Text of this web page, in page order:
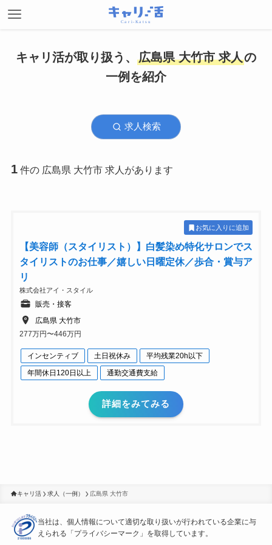
キャリ活が取り扱う、 広島県 大竹市 求人の
一例を紹介
求人検索
1 件の 広島県 大竹市 求人があります
お気に入りに追加
【美容師（スタイリスト）】白髪染め特化サロンでス
タイリストのお仕事／嬉しい日曜定休／歩合・賞与ア
リ
株式会社アイ・スタイル
販売・接客
広島県 大竹市
277万円〜446万円
インセンティブ 土日祝休み
平均残業20h以下
年間休日120日以上
通勤交通費支給
詳細をみてみる
キャリ活 求人（一例） 広島県 大竹市
当社は、個人情報について適切な取り扱いが行われている企業に与
えられる「プライバシーマーク」を取得しています。